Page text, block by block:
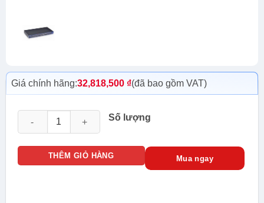
Giá chính hãng:32,818,500 ₫(đã bao gồm VAT)
Số lượng
License mở rộng RG-LIC-WS-32 thêm 32 Aps quản lý và 64
THÊM GIỎ HÀNG Mua ngay